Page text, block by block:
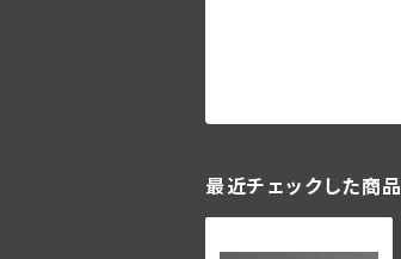
最近チェックした商品